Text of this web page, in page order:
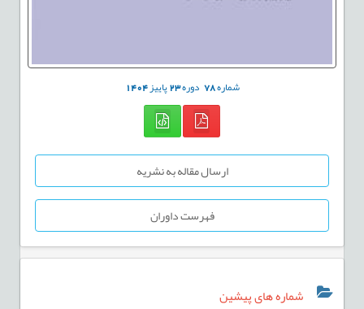
شماره78 دوره23پاییز1404
ارسال مقاله به نشریه
فهرست داوران
شماره های پیشین